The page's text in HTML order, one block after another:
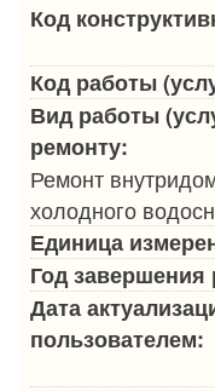
Код
Код работы
Вид работы
ремонту:
Ремонт
холодного
Единица
Год завершения
Дата
пользователем: